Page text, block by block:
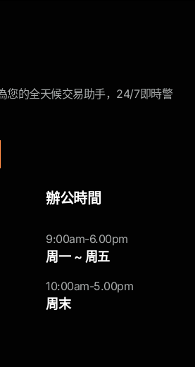
您的全天候交易助手，24/7即時警
辦公時間
9:00am-6.00pm
周一 ~ 周五
10:00am-5.00pm
周末